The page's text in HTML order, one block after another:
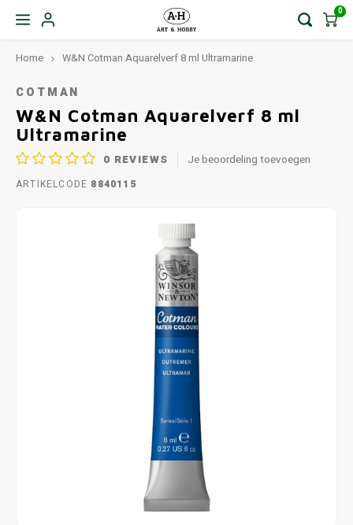
0
Home W&N Cotman Aquarelverf 8 ml Ultramarine
COTMAN
W&N Cotman Aquarelverf 8 ml
Ultramarine
0 REVIEWS Je beoordeling toevoegen
ARTIKELCODE 8840115